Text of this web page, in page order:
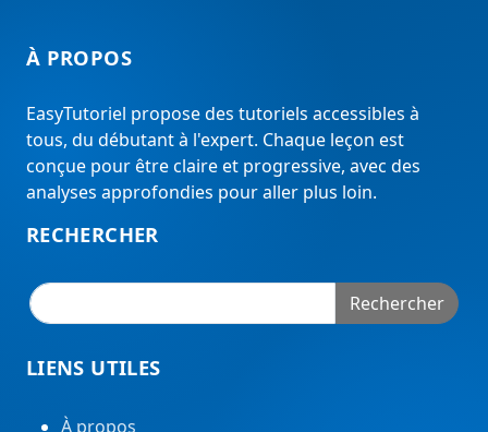
À PROPOS
EasyTutoriel propose des tutoriels accessibles à
tous, du débutant à l'expert. Chaque leçon est
conçue pour être claire et progressive, avec des
analyses approfondies pour aller plus loin.
RECHERCHER
Rechercher
LIENS UTILES
À propos